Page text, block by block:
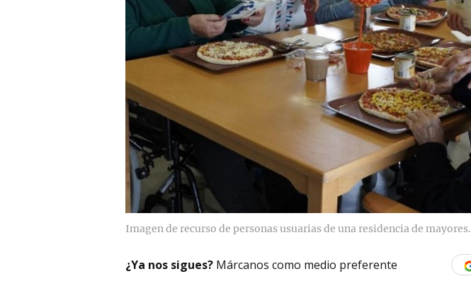
Imagen de recurso de personas usuarias de una residencia de mayores.
¿Ya nos sigues? Márcanos como medio preferente